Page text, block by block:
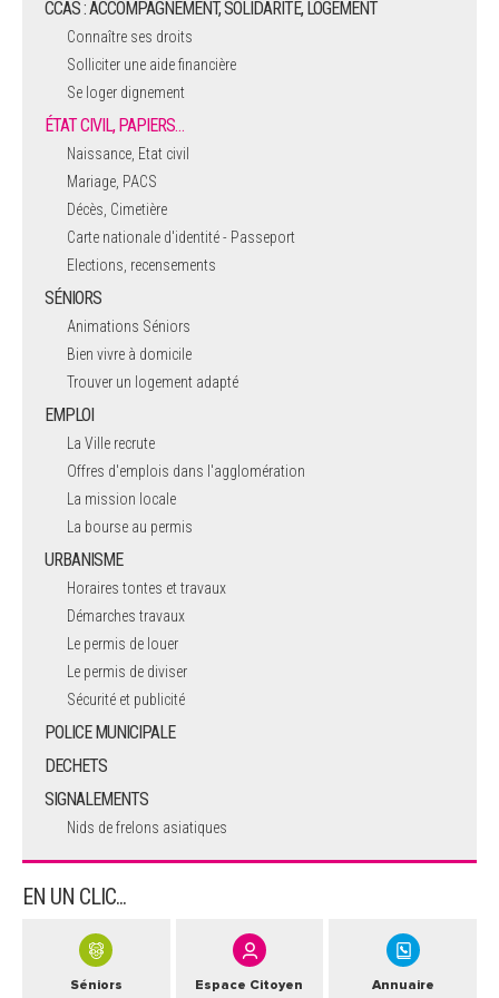
CCAS : ACCOMPAGNEMENT, SOLIDARITÉ, LOGEMENT
Connaître ses droits
Solliciter une aide financière
Se loger dignement
ÉTAT CIVIL, PAPIERS…
Naissance, Etat civil
Mariage, PACS
Décès, Cimetière
Carte nationale d'identité - Passeport
Elections, recensements
SÉNIORS
Animations Séniors
Bien vivre à domicile
Trouver un logement adapté
EMPLOI
La Ville recrute
Offres d'emplois dans l'agglomération
La mission locale
La bourse au permis
URBANISME
Horaires tontes et travaux
Démarches travaux
Le permis de louer
Le permis de diviser
Sécurité et publicité
POLICE MUNICIPALE
DECHETS
SIGNALEMENTS
Nids de frelons asiatiques
EN UN CLIC...
Séniors Espace Citoyen Annuaire